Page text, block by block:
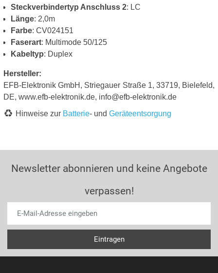
Steckverbindertyp Anschluss 2: LC
Länge: 2,0m
Farbe: CV024151
Faserart: Multimode 50/125
Kabeltyp: Duplex
Hersteller:
EFB-Elektronik GmbH, Striegauer Straße 1, 33719, Bielefeld,
DE, www.efb-elektronik.de, info@efb-elektronik.de
Hinweise zur Batterie- und Geräteentsorgung
Newsletter abonnieren und keine Angebote
verpassen!